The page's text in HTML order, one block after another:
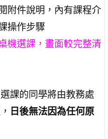
附件說明，內有課程介
操作步驟
機選課，畫面較完整清
課的同學將由教務處
日後無法因為任何原